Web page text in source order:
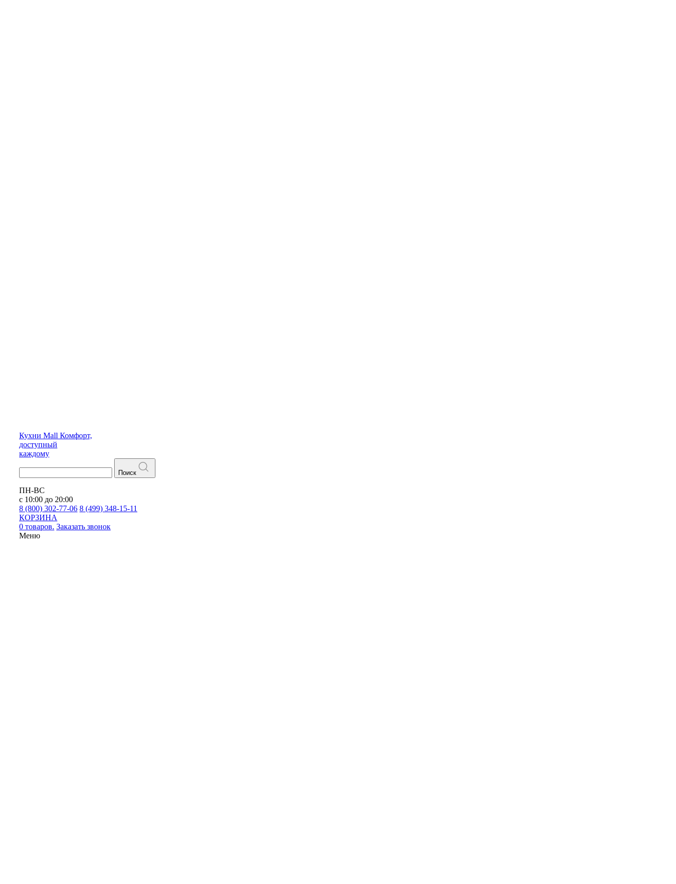
Кухни Mall Комфорт,
доступный
каждому
Поиск
ПН-ВС
с 10:00 до 20:00
8 (800) 302-77-06 8 (499) 348-15-11
КОРЗИНА
0 товаров. Заказать звонок
Меню